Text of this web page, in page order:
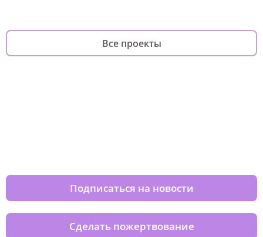
Все проекты
Подписаться на новости
Сделать пожертвование